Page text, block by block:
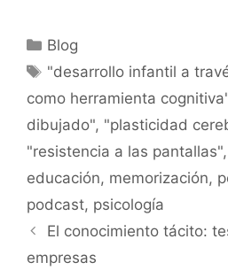
Categorías
Blog
Etiquetas
"desarrollo infantil a
como herramienta
dibujado", "plasticidad
"resistencia a las pantallas",
educación, memorización,
podcast, psicología
El conocimiento tácito:
empresas